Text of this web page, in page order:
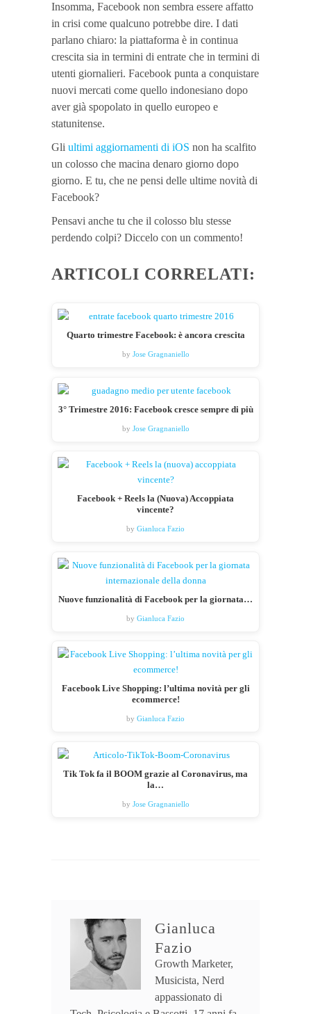
Insomma, Facebook non sembra essere affatto
in crisi come qualcuno potrebbe dire. I dati
parlano chiaro: la piattaforma è in continua
crescita sia in termini di entrate che in termini di
utenti giornalieri. Facebook punta a conquistare
nuovi mercati come quello indonesiano dopo
aver già spopolato in quello europeo e
statunitense.
Gli ultimi aggiornamenti di iOS non ha scalfito
un colosso che macina denaro giorno dopo
giorno. E tu, che ne pensi delle ultime novità di
Facebook?
Pensavi anche tu che il colosso blu stesse
perdendo colpi? Diccelo con un commento!
ARTICOLI CORRELATI:
Quarto trimestre Facebook: è ancora crescita
by Jose Gragnaniello
3° Trimestre 2016: Facebook cresce sempre di più
by Jose Gragnaniello
Facebook + Reels la (Nuova) Accoppiata
vincente?
by Gianluca Fazio
Nuove funzionalità di Facebook per la giornata…
by Gianluca Fazio
Facebook Live Shopping: l’ultima novità per gli
ecommerce!
by Gianluca Fazio
Tik Tok fa il BOOM grazie al Coronavirus, ma
la…
by Jose Gragnaniello
Gianluca
Fazio
Growth Marketer,
Musicista, Nerd
appassionato di